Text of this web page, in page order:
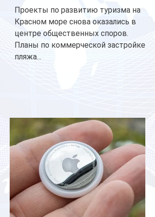
Проекты по развитию туризма на
Красном море снова оказались в
центре общественных споров.
Планы по коммерческой застройке
пляжа...